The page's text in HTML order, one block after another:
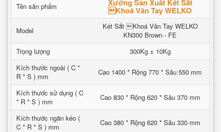
Tên sản phẩm Xưởng Sản Xuất Két Sắt
Khoá Vân Tay WELKO
Model
Két Sắt Khoá Vân Tay WELKO
KN300 Brown - FE
Trọng lượng
300Kg ± 10Kg
Kích thước ngoài ( C *
R * S ) mm
Cao 1400 * Rộng 770 * Sâu 550 mm
Kích thước sử dụng ( C
* R * S ) mm
Cao 830 * Rộng 620 * Sâu 370 mm
Kích thước ngăn kéo (
C * R * S ) mm
Cao 380 * Rộng 620 * Sâu 330 mm